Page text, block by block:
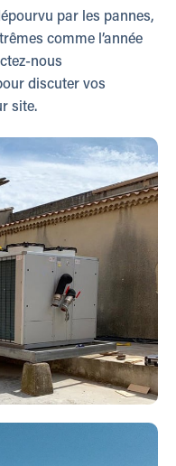
par les pannes,
comme l’année
nous
discuter vos
site.